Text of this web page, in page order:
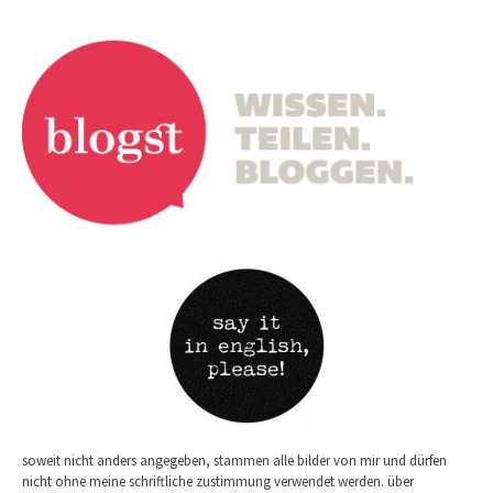
soweit nicht anders angegeben, stammen alle bilder von mir und dürfen
nicht ohne meine schriftliche zustimmung verwendet werden. über